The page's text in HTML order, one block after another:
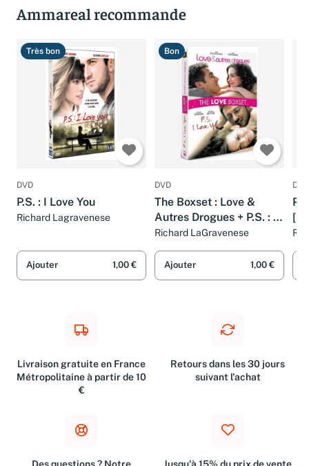
Ammareal recommande
Très bon
DVD
P.S. : I Love You
Richard Lagravenese
Ajouter 1,00 €
Bon
DVD
The Boxset : Love &
Autres Drogues + P.S. : I
Love You
Richard LaGravenese
Ajouter 1,00 €
DVD
Livraison gratuite en France
Métropolitaine à partir de 10
€
Retours dans les 30 jours
suivant l'achat
Des questions ? Notre
Jusqu'à 15% du prix de vente